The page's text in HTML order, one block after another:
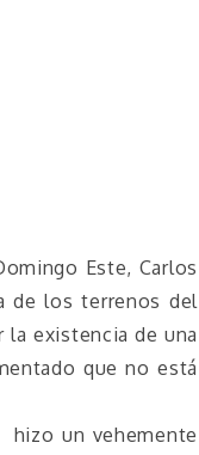
Este, Carlos
de los terrenos del
existencia de una
que no está
hizo un vehemente